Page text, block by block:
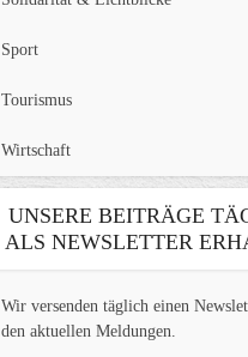
Sport
Tourismus
Wirtschaft
UNSERE BEITRÄGE
ALS NEWSLETTER
Wir versenden täglich einen
den aktuellen Meldungen.